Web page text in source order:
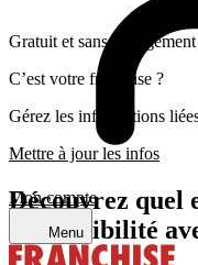
Mon compte
Menu
Gratuit et sans engagement
C’est votre franchise ?
Gérez les informations
Mettre à jour les infos
Découvrez quel
compatibilité